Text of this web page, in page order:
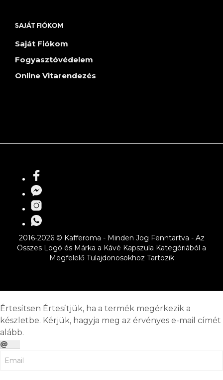
SAJÁT FIÓKOM
Saját Fiókom
Fogyasztóvédelem
Online Vitarendezés
2016-2026 © Kafferoma - Minden Jog Fenntartva - Az
Összes Logó és Márka a Kávé Kapszula Kategóriából a
Megfelelő Tulajdonosokhoz Tartozik
Értesítsen Értesítjük, ha a termék megérkezik a
készletbe. Kérjük, hagyja meg az érvényes e-mail címét
alább.